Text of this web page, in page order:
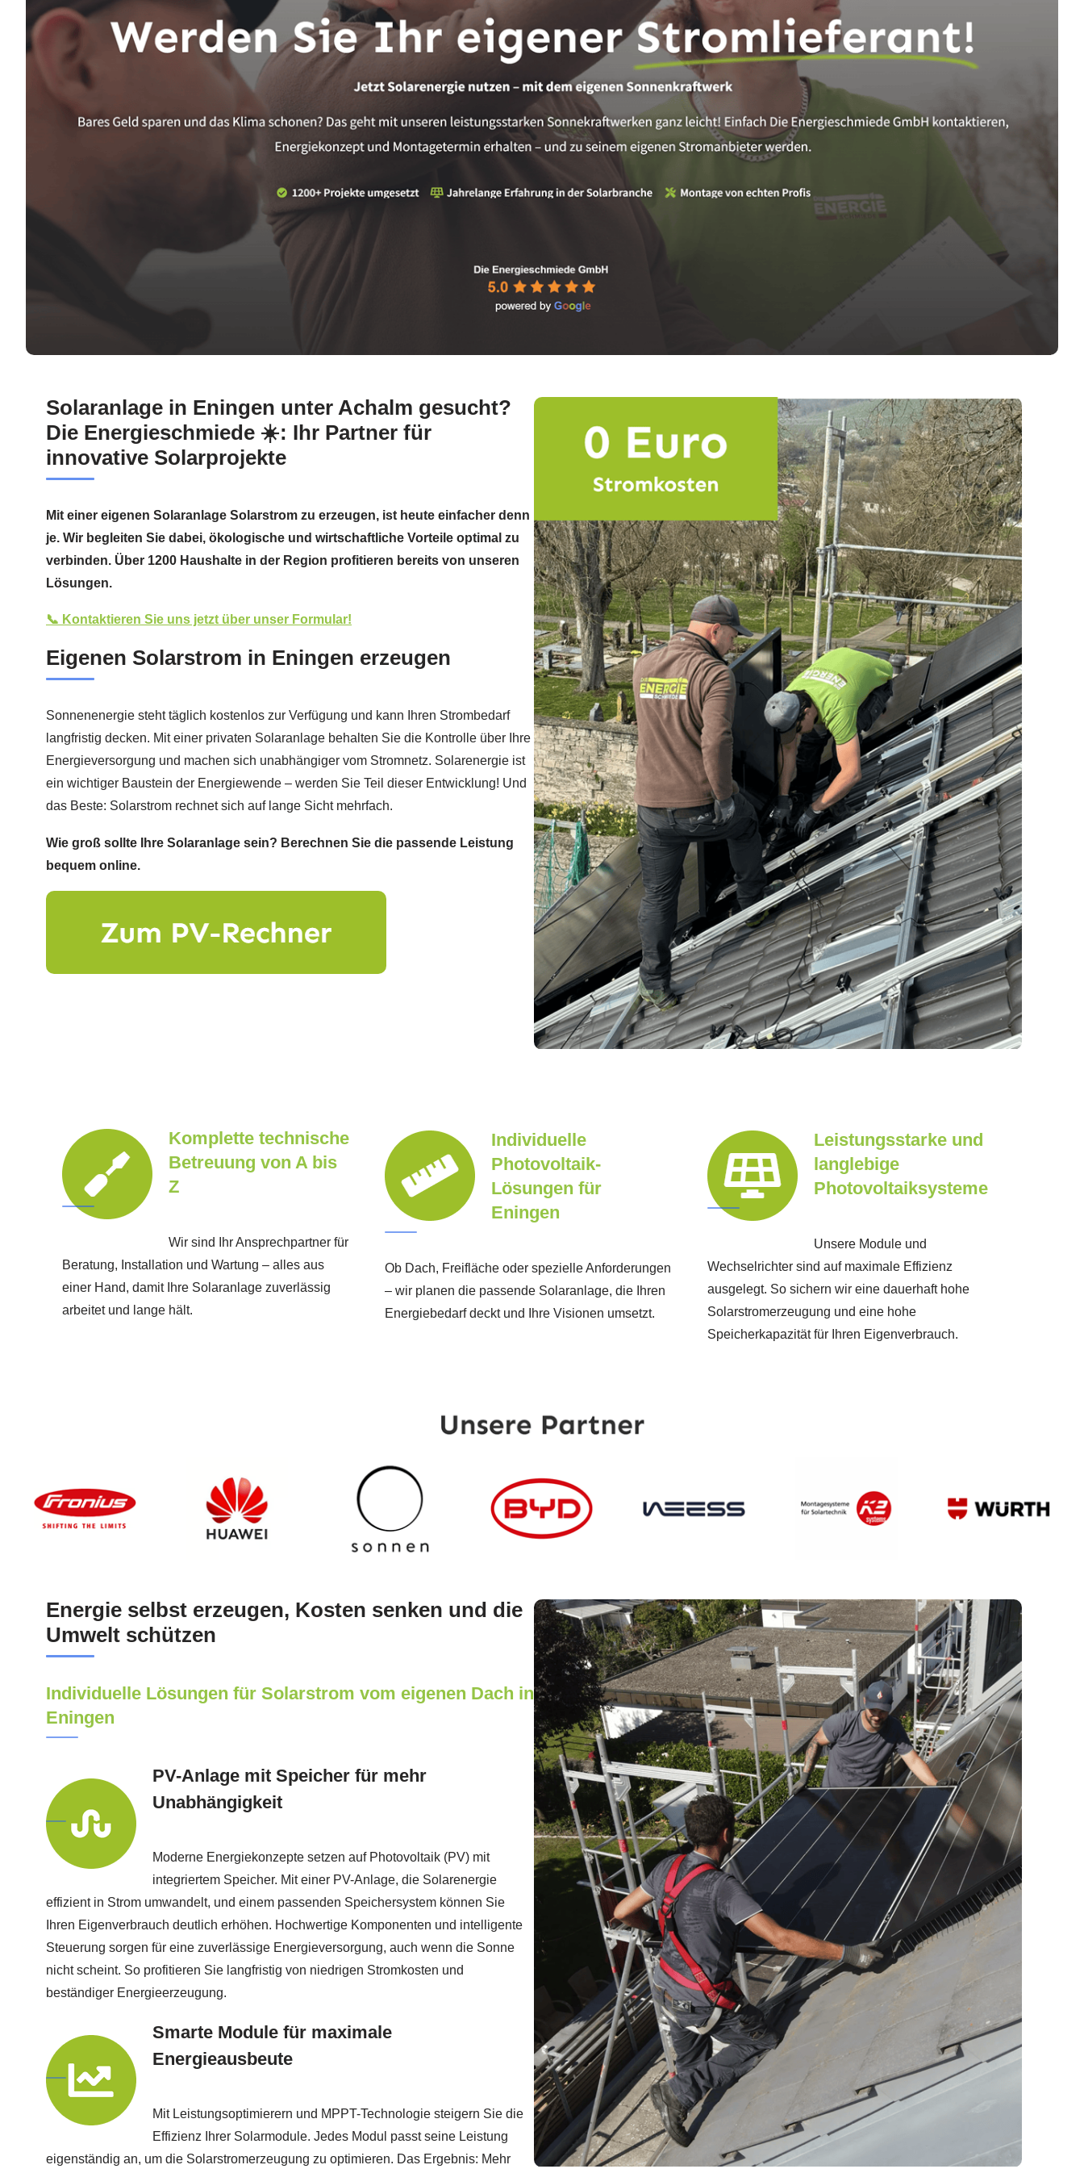
Solaranlage in Eningen unter Achalm gesucht?
Die Energieschmiede ☀️: Ihr Partner für
innovative Solarprojekte
Mit einer eigenen Solaranlage Solarstrom zu erzeugen, ist heute einfacher denn
je. Wir begleiten Sie dabei, ökologische und wirtschaftliche Vorteile optimal zu
verbinden. Über 1200 Haushalte in der Region profitieren bereits von unseren
Lösungen.
📞 Kontaktieren Sie uns jetzt über unser Formular!
Eigenen Solarstrom in Eningen erzeugen
Sonnenenergie steht täglich kostenlos zur Verfügung und kann Ihren Strombedarf
langfristig decken. Mit einer privaten Solaranlage behalten Sie die Kontrolle über Ihre
Energieversorgung und machen sich unabhängiger vom Stromnetz. Solarenergie ist
ein wichtiger Baustein der Energiewende – werden Sie Teil dieser Entwicklung! Und
das Beste: Solarstrom rechnet sich auf lange Sicht mehrfach.
Wie groß sollte Ihre Solaranlage sein? Berechnen Sie die passende Leistung
bequem online.
Komplette technische
Betreuung von A bis
Z
Wir sind Ihr Ansprechpartner für
Beratung, Installation und Wartung – alles aus
einer Hand, damit Ihre Solaranlage zuverlässig
arbeitet und lange hält.
Individuelle
Photovoltaik-
Lösungen für
Eningen
Ob Dach, Freifläche oder spezielle Anforderungen
– wir planen die passende Solaranlage, die Ihren
Energiebedarf deckt und Ihre Visionen umsetzt.
Leistungsstarke und
langlebige
Photovoltaiksysteme
Unsere Module und
Wechselrichter sind auf maximale Effizienz
ausgelegt. So sichern wir eine dauerhaft hohe
Solarstromerzeugung und eine hohe
Speicherkapazität für Ihren Eigenverbrauch.
Energie selbst erzeugen, Kosten senken und die
Umwelt schützen
Individuelle Lösungen für Solarstrom vom eigenen Dach in
Eningen
PV-Anlage mit Speicher für mehr
Unabhängigkeit
Moderne Energiekonzepte setzen auf Photovoltaik (PV) mit
integriertem Speicher. Mit einer PV-Anlage, die Solarenergie
effizient in Strom umwandelt, und einem passenden Speichersystem können Sie
Ihren Eigenverbrauch deutlich erhöhen. Hochwertige Komponenten und intelligente
Steuerung sorgen für eine zuverlässige Energieversorgung, auch wenn die Sonne
nicht scheint. So profitieren Sie langfristig von niedrigen Stromkosten und
beständiger Energieerzeugung.
Smarte Module für maximale
Energieausbeute
Mit Leistungsoptimierern und MPPT-Technologie steigern Sie die
Effizienz Ihrer Solarmodule. Jedes Modul passt seine Leistung
eigenständig an, um die Solarstromerzeugung zu optimieren. Das Ergebnis: Mehr